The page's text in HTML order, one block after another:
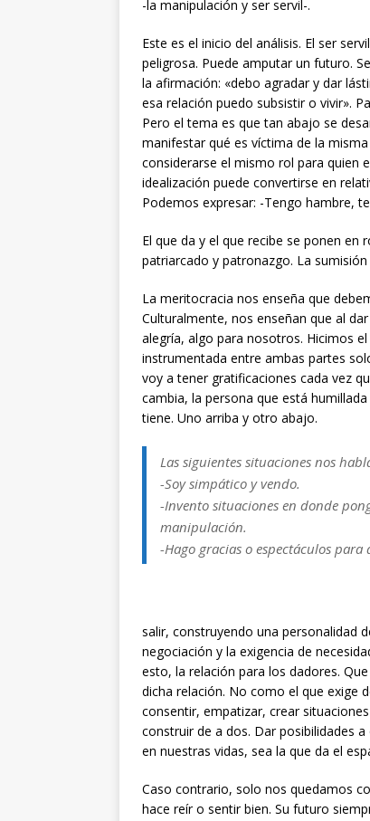
-la manipulación y ser servil-.
Este es el inicio del análisis. El ser
peligrosa. Puede amputar un futuro.
la afirmación: «debo agradar y dar
esa relación puedo subsistir o vivir».
Pero el tema es que tan abajo se
manifestar qué es víctima de la
considerarse el mismo rol para quien
idealización puede convertirse en
Podemos expresar: -Tengo hambre,
El que da y el que recibe se ponen en
patriarcado y patronazgo. La
La meritocracia nos enseña que
Culturalmente, nos enseñan que al
alegría, algo para nosotros. Hicimos
instrumentada entre ambas partes
voy a tener gratificaciones cada vez
cambia, la persona que está
tiene. Uno arriba y otro abajo.
Las siguientes situaciones nos
-Soy simpático y vendo.
-Invento situaciones en donde
manipulación.
-Hago gracias o espectáculos
salir, construyendo una personalidad
negociación y la exigencia de
esto, la relación para los dadores.
dicha relación. No como el que exige
consentir, empatizar, crear
construir de a dos. Dar posibilidades
en nuestras vidas, sea la que da el
Caso contrario, solo nos quedamos
hace reír o sentir bien. Su futuro